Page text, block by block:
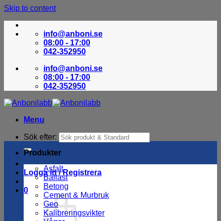
Skip to content
info@anboni.se
08:00 - 17:00
042-352950
info@anboni.se
08:00 - 17:00
042-352950
Menu
Sök efter:
Logga in / Registrera
0
Produkter
Asfalt
Ballast
Betong
Cement & Murbruk
Geo
Kalibreringsvikter